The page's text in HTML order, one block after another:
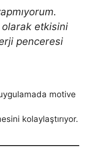
olarak etkisini
penceresi
motive
kolaylaştırıyor.